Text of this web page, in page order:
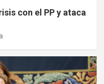
con el PP y ataca